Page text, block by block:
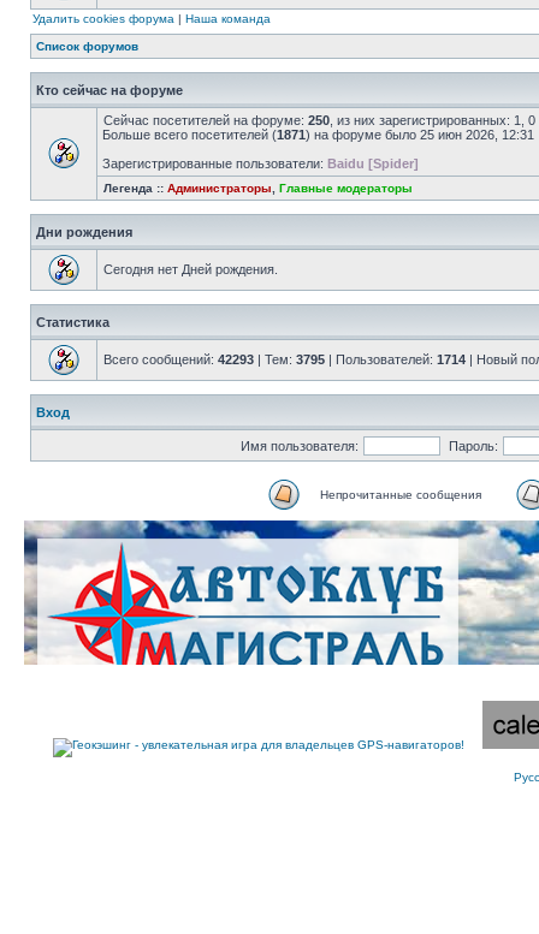
Удалить cookies форума | Наша команда
Список форумов
Кто сейчас на форуме
Сейчас посетителей на форуме: 250 , из них зарегистрированных: 1,
Больше всего посетителей (1871) на форуме было 25 июн 2026, 12:31
Зарегистрированные пользователи: Baidu [Spider]
Легенда :: Администраторы Главные модераторы
Дни рождения
Сегодня нет Дней рождения.
Статистика
Всего сообщений: 42293 | Тем: 3795 | Пользователей: 1714 | Новый
Вход
Имя пользователя: Пароль:
Непрочитанные сообщения